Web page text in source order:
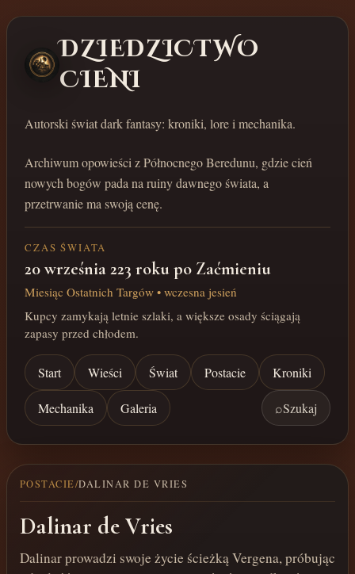
DZIEDZICTWO
CIENI
Autorski świat dark fantasy: kroniki, lore i mechanika.
Archiwum opowieści z Północnego Beredunu, gdzie cień
nowych bogów pada na ruiny dawnego świata, a
przetrwanie ma swoją cenę.
CZAS ŚWIATA
20 września 223 roku po Zaćmieniu
Miesiąc Ostatnich Targów • wczesna jesień
Kupcy zamykają letnie szlaki, a większe osady ściągają
zapasy przed chłodem.
Start Wieści Świat Postacie Kroniki
Mechanika Galeria ⌕Szukaj
POSTACIE/DALINAR DE VRIES
Dalinar de Vries
Dalinar prowadzi swoje życie ścieżką Vergena, próbując